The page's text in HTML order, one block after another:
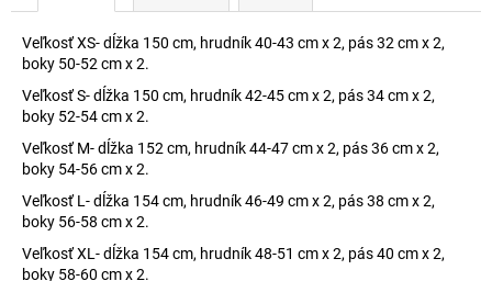
Veľkosť XS- dĺžka 150 cm, hrudník 40-43 cm x 2, pás 32 cm x 2,
boky 50-52 cm x 2.
Veľkosť S- dĺžka 150 cm, hrudník 42-45 cm x 2, pás 34 cm x 2,
boky 52-54 cm x 2.
Veľkosť M- dĺžka 152 cm, hrudník 44-47 cm x 2, pás 36 cm x 2,
boky 54-56 cm x 2.
Veľkosť L- dĺžka 154 cm, hrudník 46-49 cm x 2, pás 38 cm x 2,
boky 56-58 cm x 2.
Veľkosť XL- dĺžka 154 cm, hrudník 48-51 cm x 2, pás 40 cm x 2,
boky 58-60 cm x 2.